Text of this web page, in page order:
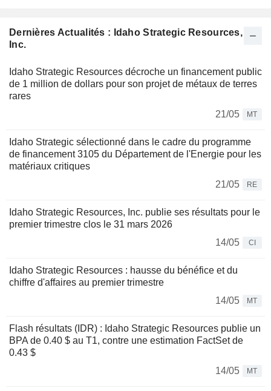
Dernières Actualités : Idaho Strategic Resources,
Inc.
Idaho Strategic Resources décroche un financement public
de 1 million de dollars pour son projet de métaux de terres
rares
21/05
MT
Idaho Strategic sélectionné dans le cadre du programme
de financement 3105 du Département de l'Energie pour les
matériaux critiques
21/05
RE
Idaho Strategic Resources, Inc. publie ses résultats pour le
premier trimestre clos le 31 mars 2026
14/05
CI
Idaho Strategic Resources : hausse du bénéfice et du
chiffre d'affaires au premier trimestre
14/05
MT
Flash résultats (IDR) : Idaho Strategic Resources publie un
BPA de 0.40 $ au T1, contre une estimation FactSet de
0.43 $
14/05
MT